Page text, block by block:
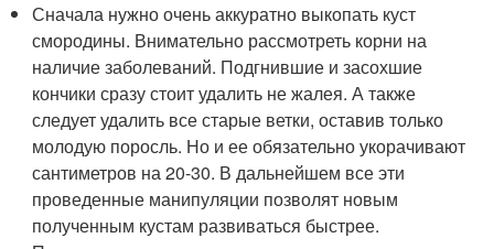
Сначала нужно очень аккуратно выкопать куст
смородины. Внимательно рассмотреть корни на
наличие заболеваний. Подгнившие и засохшие
кончики сразу стоит удалить не жалея. А также
следует удалить все старые ветки, оставив только
молодую поросль. Но и ее обязательно укорачивают
сантиметров на 20-30. В дальнейшем все эти
проведенные манипуляции позволят новым
полученным кустам развиваться быстрее.